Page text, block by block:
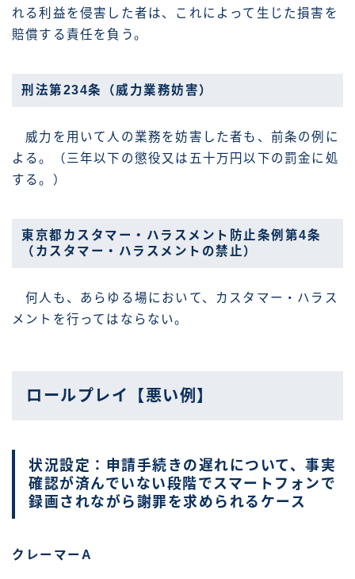
れる利益を侵害した者は、これによって生じた損害を
賠償する責任を負う。
刑法第234条（威力業務妨害）
威力を用いて人の業務を妨害した者も、前条の例に
よる。（三年以下の懲役又は五十万円以下の罰金に処
する。）
東京都カスタマー・ハラスメント防止条例第4条
（カスタマー・ハラスメントの禁止）
何人も、あらゆる場において、カスタマー・ハラス
メントを行ってはならない。
ロールプレイ【悪い例】
状況設定：申請手続きの遅れについて、事実
確認が済んでいない段階でスマートフォンで
録画されながら謝罪を求められるケース
クレーマーA